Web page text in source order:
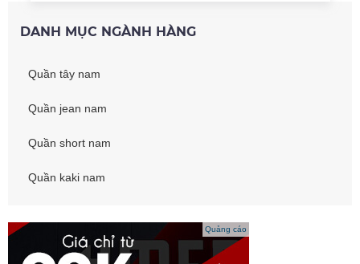
DANH MỤC NGÀNH HÀNG
Quần tây nam
Quần jean nam
Quần short nam
Quần kaki nam
Quảng cáo